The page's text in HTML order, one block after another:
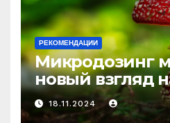
РЕКОМЕНДАЦИИ
Микродозинг
новый взгляд
психоделику
18.11.2024